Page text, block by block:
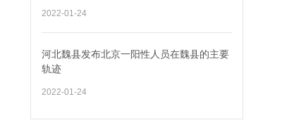
2022-01-24
河北魏县发布北京一阳性人员在魏县的主要
轨迹
2022-01-24